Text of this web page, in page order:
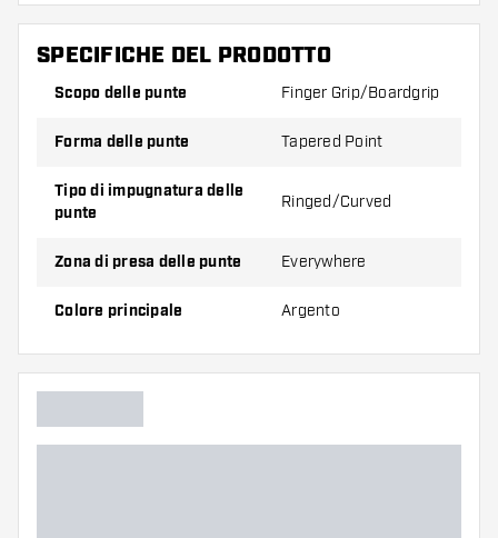
SPECIFICHE DEL PRODOTTO
Scopo delle punte Finger Grip/Boardgrip
Forma delle punte Tapered Point
Tipo di impugnatura delle
punte
Ringed/Curved
Zona di presa delle punte Everywhere
Colore principale Argento